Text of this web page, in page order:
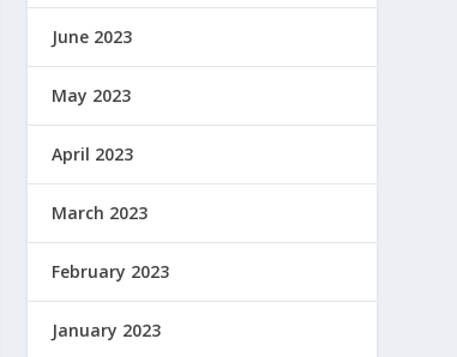
June 2023
May 2023
April 2023
March 2023
February 2023
January 2023